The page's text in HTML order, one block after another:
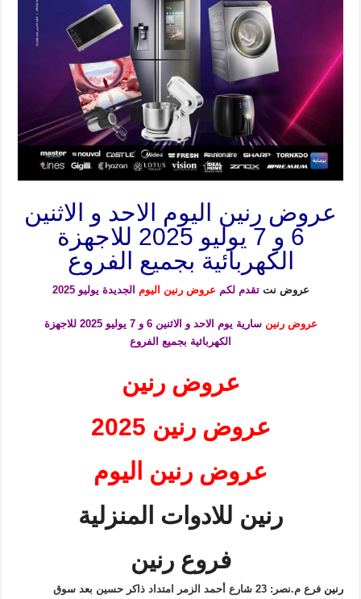
عروض رنين اليوم الاحد و الاثنين
6 و 7 يوليو 2025 للاجهزة
الكهربائية بجميع الفروع
عروض نتتقدم لكم عروض رنين اليومالجديدة يوليو 2025
عروض رنين
سارية يوم الاحد و الاثنين 6 و 7 يوليو 2025 للاجهزة
الكهربائيةبجميع الفروع
عروض رنين
عروض رنين 2025
عروض رنين اليوم
رنين للادوات المنزلية
فروع رنين
رنين
فرع م.نصر: 23 شارع أحمد الزمر امتداد ذاكر حسين بعد سوق